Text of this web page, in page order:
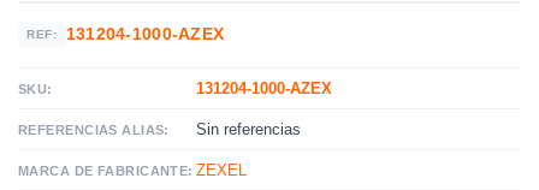
REF: 131204-1000-AZEX
SKU: 131204-1000-AZEX
REFERENCIAS ALIAS: Sin referencias
MARCA DE FABRICANTE: ZEXEL